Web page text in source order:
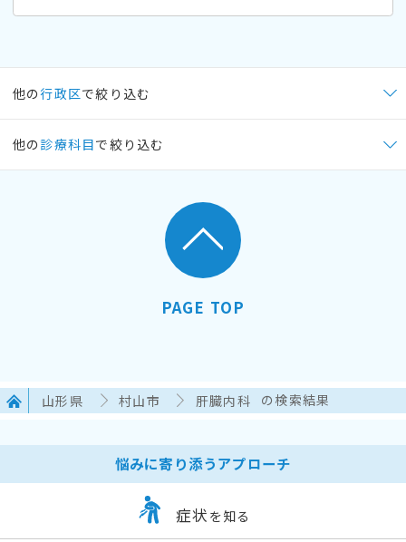
他の行政区で絞り込む
他の 診療科目で絞り込む
PAGE TOP
山形県 村山市 肝臓内科 の検索結果
悩みに寄り添うアプローチ
症状 を知る